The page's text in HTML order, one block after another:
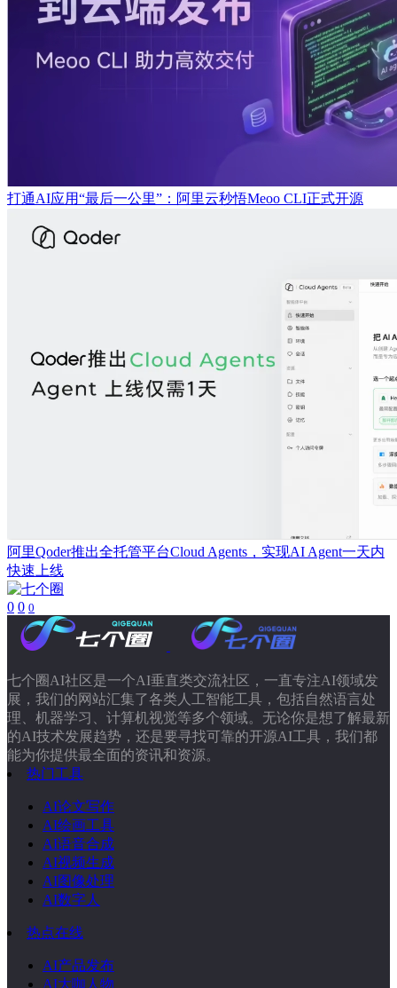
打通AI应用“最后一公里”：阿里云秒悟Meoo CLI正式开源
阿里Qoder推出全托管平台Cloud Agents，实现AI Agent一天内
快速上线
0 0 0
七个圈AI社区是一个AI垂直类交流社区，一直专注AI领域发
展，我们的网站汇集了各类人工智能工具，包括自然语言处
理、机器学习、计算机视觉等多个领域。无论你是想了解最新
的AI技术发展趋势，还是要寻找可靠的开源AI工具，我们都
能为你提供最全面的资讯和资源。
热门工具
AI论文写作
AI绘画工具
AI语音合成
AI视频生成
AI图像处理
AI数字人
热点在线
AI产品发布
AI大咖人物